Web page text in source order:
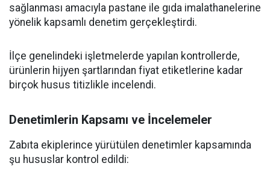
sağlanması amacıyla pastane ile gıda imalathanelerine
yönelik kapsamlı denetim gerçekleştirdi.
İlçe genelindeki işletmelerde yapılan kontrollerde,
ürünlerin hijyen şartlarından fiyat etiketlerine kadar
birçok husus titizlikle incelendi.
Denetimlerin Kapsamı ve İncelemeler
Zabıta ekiplerince yürütülen denetimler kapsamında
şu hususlar kontrol edildi: